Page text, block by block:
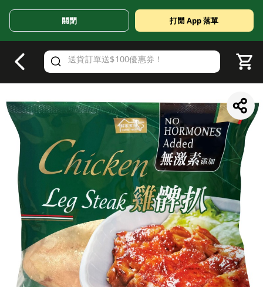
Valid Until 30 June 2026
關閉 打開 App 落單